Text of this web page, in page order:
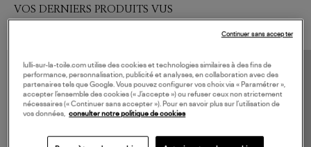
VOS DERNIERS PRODUITS VUS
lulli-sur-la-toile.com utilise des cookies et technologies similaires à des fins de
performance, personnalisation, publicité et analyses, en collaboration avec des
partenaires tels que Google. Vous pouvez configurer vos choix via « Paramétrer »,
accepter l’ensemble des cookies (« J’accepte ») ou refuser ceux non strictement
nécessaires (« Continuer sans accepter »). Pour en savoir plus sur l’utilisation de
vos données, consulter notre politique de cookies
Continuer sans accepter